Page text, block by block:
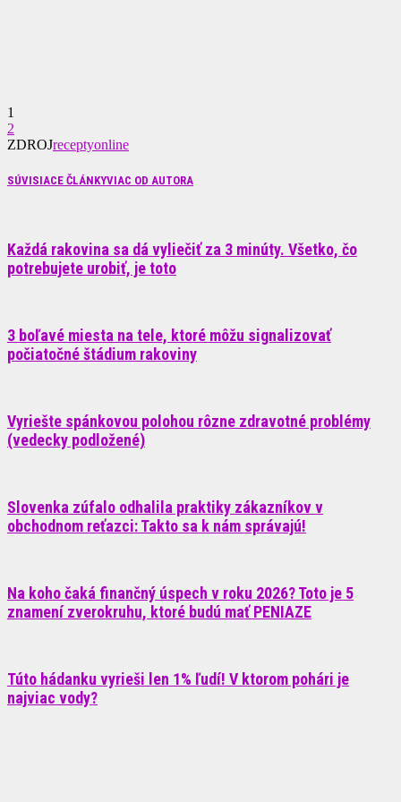
1
2
ZDROJreceptyonline
SÚVISIACE ČLÁNKYVIAC OD AUTORA
Každá rakovina sa dá vyliečiť za 3 minúty. Všetko, čo
potrebujete urobiť, je toto
3 boľavé miesta na tele, ktoré môžu signalizovať
počiatočné štádium rakoviny
Vyriešte spánkovou polohou rôzne zdravotné problémy
(vedecky podložené)
Slovenka zúfalo odhalila praktiky zákazníkov v
obchodnom reťazci: Takto sa k nám správajú!
Na koho čaká finančný úspech v roku 2026? Toto je 5
znamení zverokruhu, ktoré budú mať PENIAZE
Túto hádanku vyrieši len 1% ľudí! V ktorom pohári je
najviac vody?